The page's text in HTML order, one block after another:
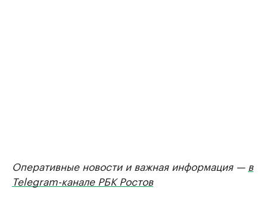
Оперативные новости и важная информация — в
Telegram-канале РБК Ростов